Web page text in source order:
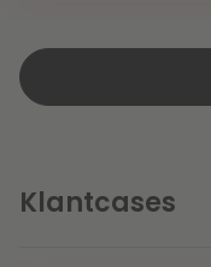
Klantcases